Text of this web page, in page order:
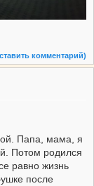
комментарий)
Папа, мама, я
Потом родился
равно жизнь
после